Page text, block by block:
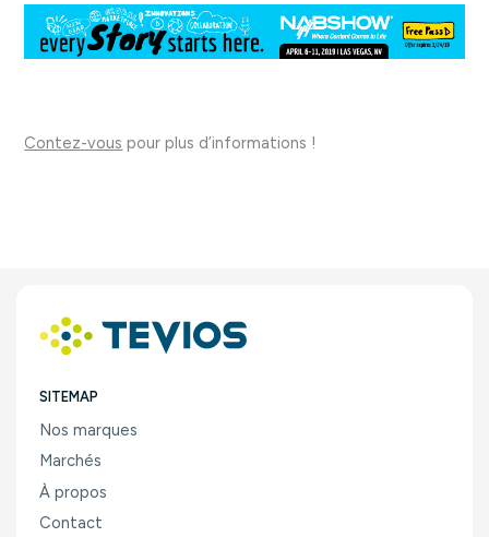
Contez-vous pour plus d’informations !
SITEMAP
Nos marques
Marchés
À propos
Contact